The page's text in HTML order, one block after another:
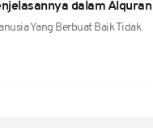
dalam Alquran
Yang Berbuat Baik Tidak